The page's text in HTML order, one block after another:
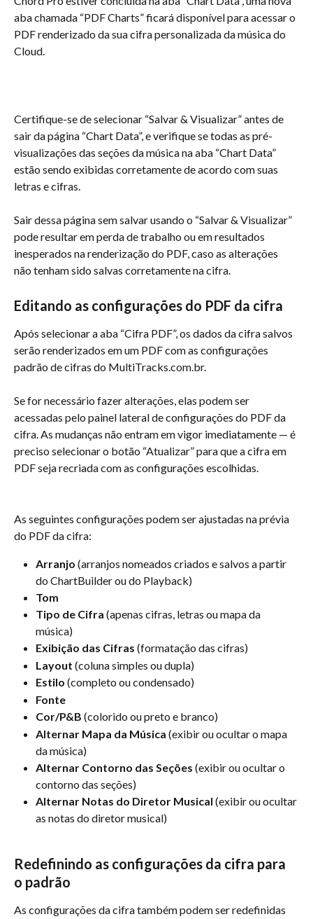
aba chamada “PDF Charts” ficará disponível para acessar o
PDF renderizado da sua cifra personalizada da música do
Cloud.
Certifique-se de selecionar “Salvar & Visualizar” antes de
sair da página “Chart Data”, e verifique se todas as pré-
visualizações das seções da música na aba “Chart Data”
estão sendo exibidas corretamente de acordo com suas
letras e cifras.
Sair dessa página sem salvar usando o “Salvar & Visualizar”
pode resultar em perda de trabalho ou em resultados
inesperados na renderização do PDF, caso as alterações
não tenham sido salvas corretamente na cifra.
Editando as configurações do PDF da cifra
Após selecionar a aba “Cifra PDF”, os dados da cifra salvos
serão renderizados em um PDF com as configurações
padrão de cifras do MultiTracks.com.br.
Se for necessário fazer alterações, elas podem ser
acessadas pelo painel lateral de configurações do PDF da
cifra. As mudanças não entram em vigor imediatamente — é
preciso selecionar o botão “Atualizar” para que a cifra em
PDF seja recriada com as configurações escolhidas.
As seguintes configurações podem ser ajustadas na prévia
do PDF da cifra:
Arranjo (arranjos nomeados criados e salvos a partir
do ChartBuilder ou do Playback)
Tom
Tipo de Cifra (apenas cifras, letras ou mapa da
música)
Exibição das Cifras (formatação das cifras)
Layout (coluna simples ou dupla)
Estilo (completo ou condensado)
Fonte
Cor/P&B (colorido ou preto e branco)
Alternar Mapa da Música (exibir ou ocultar o mapa
da música)
Alternar Contorno das Seções (exibir ou ocultar o
contorno das seções)
Alternar Notas do Diretor Musical (exibir ou ocultar
as notas do diretor musical)
Redefinindo as configurações da cifra para
o padrão
As configurações da cifra também podem ser redefinidas